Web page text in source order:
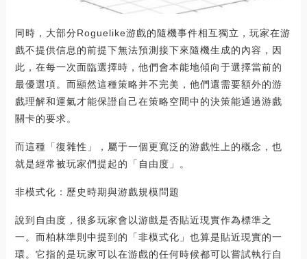
同時，大部分Roguelike游戲的隨機事件相互獨立，玩家在游
戲不提供信息的前提下無法預測接下來隨機生成的內容，因
此，在每一次面臨選擇時，他們會本能地傾向于選擇當前的
最優選項。而顯然這種策略并不完美，他們還需要額外的游
戲理解和運氣才能保證自己在策略空間中的決策能通過游戲
關卡的要求。
而這種「復雜性」，屬于一個更寬泛的游戲性上的概念，也
就是經常被玩家們提起的「自由度」。
非模式化：歷史時期與游戲規模問題
說到自由度，很多玩家會以游戲是否貼近現實作為標準之
一。而柏林準則中提到的「非模式化」也算是貼近現實的一
環。它指的是玩家可以在游戲的任何時候都可以嘗試執行自